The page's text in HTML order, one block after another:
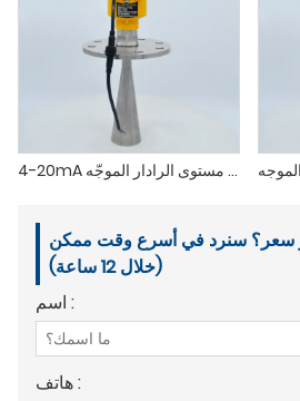
4-20mA رغوة جهاز إرسال مستوى الرادار الموجّه
سعر؟ سنرد في أسرع وقت ممكن
(خلال 12 ساعة)
اسم :
هاتف :